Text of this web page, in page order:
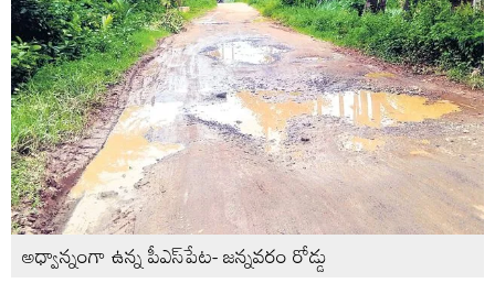
అధ్వాన్నంగా ఉన్న పీఎస్‌పేట- జన్నవరం రోడ్డు